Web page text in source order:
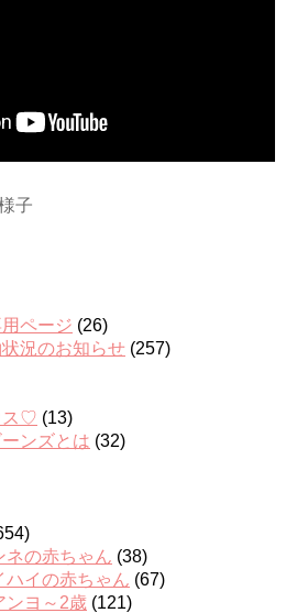
子
ページ (26)
況のお知らせ (257)
ス♡ (13)
ンズとは (32)
ネの赤ちゃん (38)
ハイの赤ちゃん (67)
ンヨ～2歳 (121)